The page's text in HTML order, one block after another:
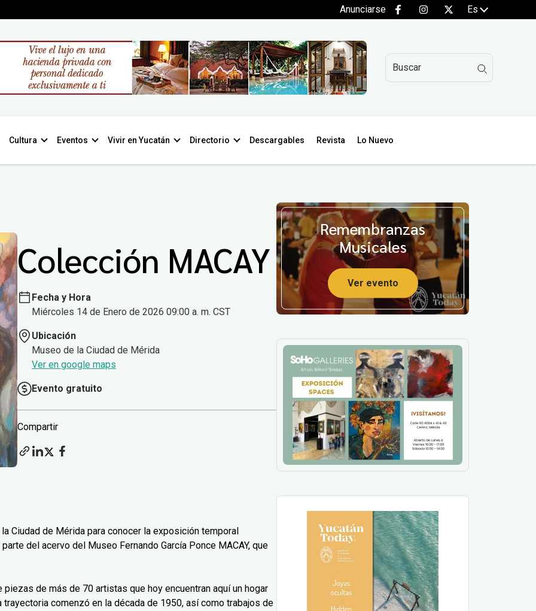
Anunciarse Es
Cultura Eventos Vivir en Yucatán Directorio Descargables Revista Lo Nuevo
Colección MACAY
Fecha y Hora
Miércoles 14 de Enero de 2026 09:00 a. m. CST
Ubicación
Museo de la Ciudad de Mérida
Ver en google maps
Evento gratuito
Compartir
Ciudad de Mérida para conocer la exposición temporal
del acervo del Museo Fernando García Ponce MACAY, que
de más de 70 artistas que hoy encuentran aquí un hogar
comenzó en la década de 1950, así como trabajos de
Remembranzas
Musicales
Ver evento